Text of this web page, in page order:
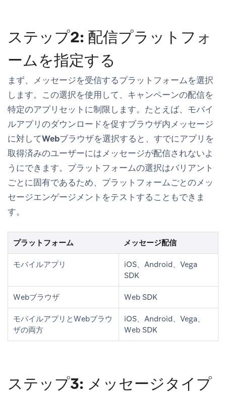
ステップ2: 配信プラットフォ
ームを指定する
まず、メッセージを受信するプラットフォームを選択
します。この選択を使用して、キャンペーンの配信を
特定のアプリセットに制限します。たとえば、モバイ
ルアプリのダウンロードを促すブラウザ内メッセージ
に対してWebブラウザを選択すると、すでにアプリを
取得済みのユーザーにはメッセージが配信されないよ
うにできます。プラットフォームの選択はバリアント
ごとに固有であるため、プラットフォームごとのメッ
セージエンゲージメントをテストすることもできま
す。
プラットフォーム メッセージ配信
モバイルアプリ
iOS、Android、Vega
SDK
Webブラウザ Web SDK
モバイルアプリとWebブラウ
ザの両方
iOS、Android、Vega、
Web SDK
ステップ3: メッセージタイプ